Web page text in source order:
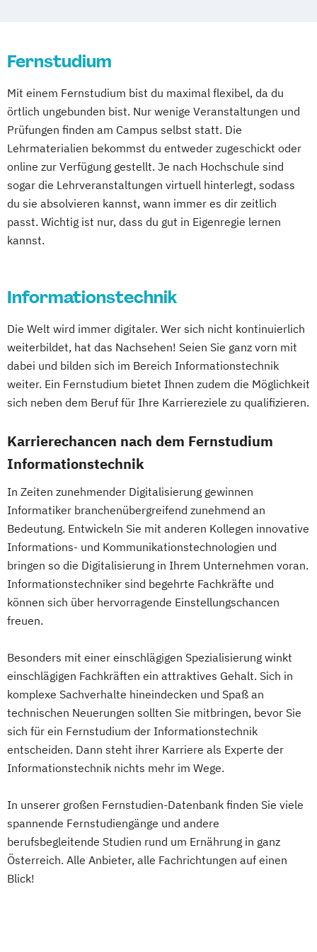
Hotelmanagement (DE/EN)
Immobilienmanagement für
Immobilienkaufleute
Immobilienwirtschaft
Informatik
Information Technology Management
(DE/EN)
Innovation and Entrepreneurship (DE/EN)
International Healthcare Management
Journalismus und digitale Kommunikation
Kindheitspädagogik für Erzieher:innen
Kommunikationsdesign
Kommunikationspsychologie
Kultur- und Medienpädagogik
Logistikmanagement
Logopädie
MBA - Human Resource Management
MBA - New Work & Talent Management
Management (DE/EN) Marketing
Marketing und digitale Medien
Marketingmanagement Maschinenbau
Master of Business Administration (DE/EN)
Mediendesign Medieninformatik
Medienmanagement
Medizinische Informatik Medizintechnik
Modemanagement
Nachhaltiges Management New Work
Online Marketing
Online Marketing (DE/EN)
Personalentwicklung
Personalmanagement
Personalmanagement (DE/EN)
Pflege
Wirtschaftsingenieurwesen
Energiesysteme mit Erneuerbaren Energien
Wirtschaftspsychologie
Wirtschaftswissenschaften
IT-Sicherheit
Informatik
Ingenieurpsychologie
Innovations- und Technologiemanagement
(M. Sc.)
Profil Anwendung
Kommunikationsdesign
Kunststofftechnik
Lebensmittelverfahrenstechnik
Leit- und Sicherungstechnik
Materials Science
Mathematik für Studierende
wirtschaftswissenschaftlicher Fächer
Mechatronik
Mechatronik (M. Eng.) 3 oder 4 Semester
Mediengestaltung
Nachhaltiges Design
Nationale und internationale Zertifizierung
und Produktkennzeichnung
New Venture Management
Professional Software Engineering
Prozesssimulation in der
Verfahrenstechnik
Regenerative Energietechnik
Technikfolgen­abschätzung
Wasserstofftechnologien
Weiterbildung IT Sicherheit Management
Wirtschaftsinformatik
Wirtschaftsingenieurwesen
Wirtschaftsingenieurwesen
Baumanagement
Produktion (B. Eng.) 6 oder 7 Semester
Wirtschaftsingenieurwesen Erneuerbare
Energien (B. Eng.) 6 oder 7 Semester
Wirtschaftsingenieurwesen Künstliche
Softwareentwicklung
Rechtswissenschaften
Nawi-Tec für Schüler*innen
Neuere deutsche Literatur im
medienkulturellen Kontext
Philosophie - Philosophie im europäischen
Kontext
Politikwissenschaft – Regieren und
Praktische Informatik
Psychologie
Gegenwartsgesellschaft
Volkswirtschaft
Wirtschaftsinformatik
Wirtschaftswissenschaft
Wirtschaftswissenschaft für Ingenieur/-
Fernstudium
Mit einem Fernstudium bist du maximal flexibel, da du
örtlich ungebunden bist. Nur wenige Veranstaltungen und
Prüfungen finden am Campus selbst statt. Die
Lehrmaterialien bekommst du entweder zugeschickt oder
online zur Verfügung gestellt. Je nach Hochschule sind
sogar die Lehrveranstaltungen virtuell hinterlegt, sodass
du sie absolvieren kannst, wann immer es dir zeitlich
passt. Wichtig ist nur, dass du gut in Eigenregie lernen
kannst.
Informationstechnik
Die Welt wird immer digitaler. Wer sich nicht kontinuierlich
weiterbildet, hat das Nachsehen! Seien Sie ganz vorn mit
dabei und bilden sich im Bereich Informationstechnik
weiter. Ein Fernstudium bietet Ihnen zudem die Möglichkeit
sich neben dem Beruf für Ihre Karriereziele zu qualifizieren.
Karrierechancen nach dem Fernstudium
Informationstechnik
In Zeiten zunehmender Digitalisierung gewinnen
Informatiker branchenübergreifend zunehmend an
Bedeutung. Entwickeln Sie mit anderen Kollegen innovative
Informations- und Kommunikationstechnologien und
bringen so die Digitalisierung in Ihrem Unternehmen voran.
Informationstechniker sind begehrte Fachkräfte und
können sich über hervorragende Einstellungschancen
freuen.
Besonders mit einer einschlägigen Spezialisierung winkt
einschlägigen Fachkräften ein attraktives Gehalt. Sich in
komplexe Sachverhalte hineindecken und Spaß an
technischen Neuerungen sollten Sie mitbringen, bevor Sie
sich für ein Fernstudium der Informationstechnik
entscheiden. Dann steht ihrer Karriere als Experte der
Informationstechnik nichts mehr im Wege.
In unserer großen Fernstudien-Datenbank finden Sie viele
spannende Fernstudiengänge und andere
berufsbegleitende Studien rund um Ernährung in ganz
Österreich. Alle Anbieter, alle Fachrichtungen auf einen
Blick!